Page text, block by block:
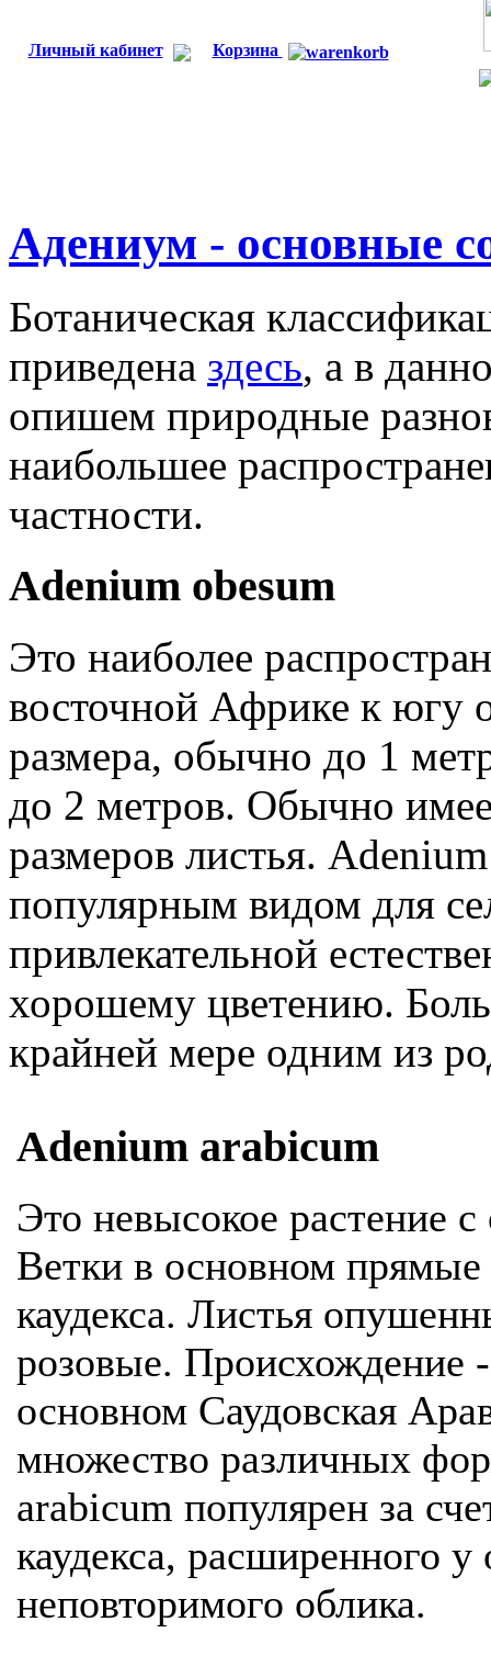
Личный кабинет Корзина
Адениум - основные
Ботаническая
приведена здесь, а в
опишем природные
наибольшее
частности.
Adenium obesum
Это наиболее
восточной Африке к югу
размера, обычно до 1
до 2 метров. Обычно
размеров листья.
популярным видом для
привлекательной
хорошему цветению.
крайней мере одним из
Adenium arabicum
Это невысокое растение
Ветки в основном прямые
каудекса. Листья
розовые. Происхождение
основном Саудовская
множество различных
arabicum популярен за
каудекса, расширенного
неповторимого облика.